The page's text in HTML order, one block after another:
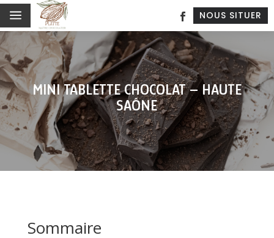
a NOUS SITUER
MINI TABLETTE CHOCOLAT – HAUTE
SAÔNE
Sommaire